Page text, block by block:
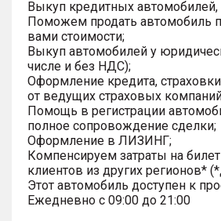
Выкуп кредитных автомобилей,
Поможем продать автомобиль
вами стоимости;
Выкуп автомобилей у
числе и без НДС);
Оформление кредита,
от ведущих страховых
Помощь в регистрации
полное сопровождение сделки;
Оформление в ЛИЗИНГ;
Компенсируем затраты на
клиентов из других регионов*
Этот автомобиль доступен к
Ежедневно с 09:00 до 21:00